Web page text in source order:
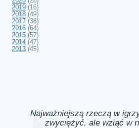
2019 (16)
2018 (49)
2017 (38)
2016 (64)
2015 (57)
2014 (47)
2013 (45)
Najważniejszą rzeczą w
zwyciężyć, ale wziąć w